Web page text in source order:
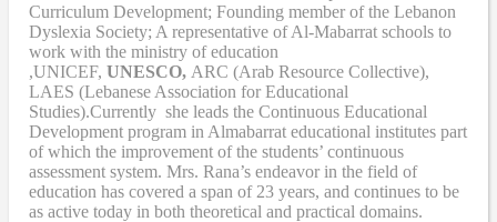
Curriculum Development; Founding member of the Lebanon
Dyslexia Society; A representative of Al-Mabarrat schools to
work with the ministry of education
,UNICEF, UNESCO, ARC (Arab Resource Collective),
LAES (Lebanese Association for Educational
Studies).Currently she leads the Continuous Educational
Development program in Almabarrat educational institutes part
of which the improvement of the students’ continuous
assessment system. Mrs. Rana’s endeavor in the field of
education has covered a span of 23 years, and continues to be
as active today in both theoretical and practical domains.